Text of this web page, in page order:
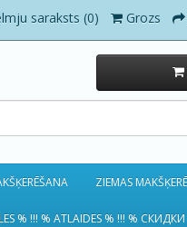
saraksts (0) Grozs
ZIEMAS
% !!! % ATLAIDES % !!! %